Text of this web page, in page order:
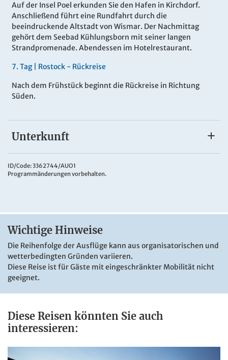
Auf der Insel Poel erkunden Sie den Hafen in Kirchdorf.
Anschließend führt eine Rundfahrt durch die
beeindruckende Altstadt von Wismar. Der Nachmittag
gehört dem Seebad Kühlungsborn mit seiner langen
Strandpromenade. Abendessen im Hotelrestaurant.
7. Tag | Rostock - Rückreise
Nach dem Frühstück beginnt die Rückreise in Richtung
Süden.
Unterkunft
Vienna House by Wyndham Sonne Rostock
Das4*Hotel Vienna House by Wyndham Sonne Rostock
liegt in zentraler Lage am Neuen Markt in Rostock. Es ist der
kostenfrei genutzt werden. Die geräumigen Zimmer sind
mit Bad oder DU/WC, Fön, Telefon, TV, Safe, Schreibtisch
und kostenfreiem WLAN ausgestattet.
ID/Code: 3362744/AUO1
Programmänderungen vorbehalten.
Wichtige Hinweise
Die Reihenfolge der Ausflüge kann aus organisatorischen und
wetterbedingten Gründen variieren.
Diese Reise ist für Gäste mit eingeschränkter Mobilität nicht
geeignet.
Diese Reisen könnten Sie auch
interessieren: